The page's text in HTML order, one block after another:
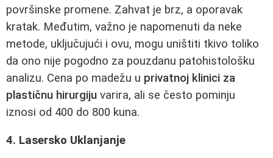
površinske promene. Zahvat je brz, a oporavak
kratak. Međutim, važno je napomenuti da neke
metode, uključujući i ovu, mogu uništiti tkivo toliko
da ono nije pogodno za pouzdanu patohistološku
analizu. Cena po madežu u privatnoj klinici za
plastičnu hirurgiju varira, ali se često pominju
iznosi od 400 do 800 kuna.
4. Lasersko Uklanjanje